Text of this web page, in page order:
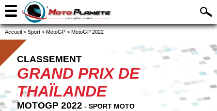
Accueil > Sport > MotoGP > MotoGP 2022
CLASSEMENT
GRAND PRIX DE
THAÏLANDE
MOTOGP 2022 - SPORT MOTO